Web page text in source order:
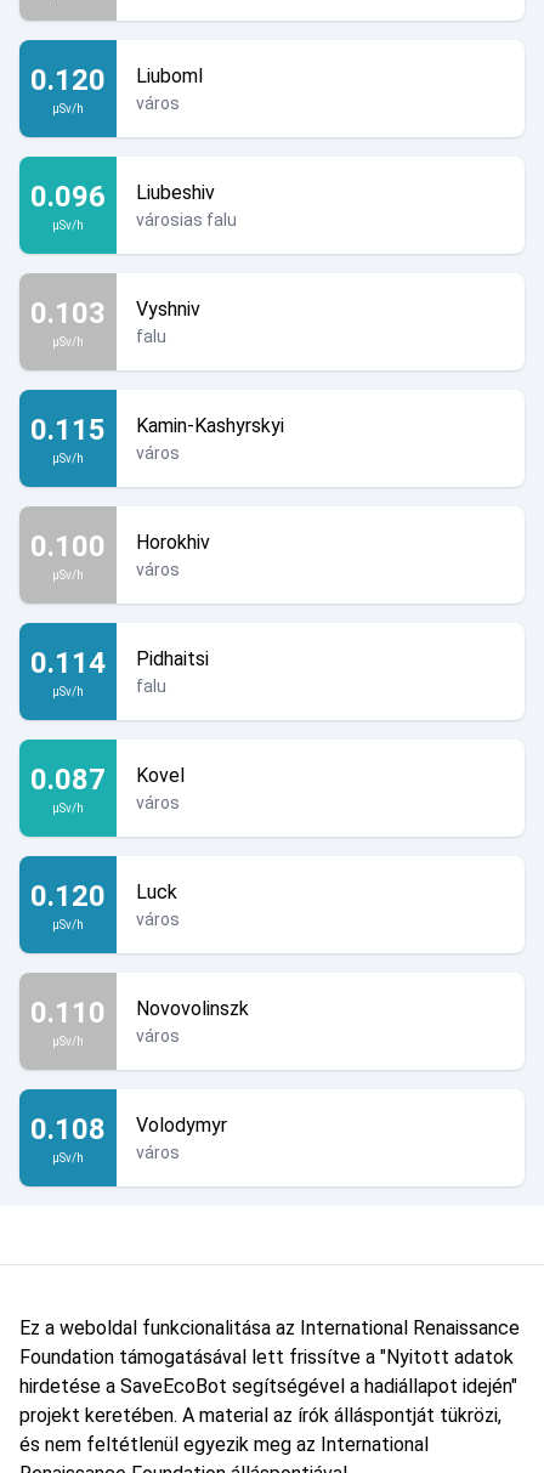
0.120
µSv/h
Liuboml
város
0.096
µSv/h
Liubeshiv
városias falu
0.103
µSv/h
Vyshniv
falu
0.115
µSv/h
Kamin-Kashyrskyi
város
0.100
µSv/h
Horokhiv
város
0.114
µSv/h
Pidhaitsi
falu
0.087
µSv/h
Kovel
város
0.120
µSv/h
Luck
város
0.110
µSv/h
Novovolinszk
város
0.108
µSv/h
Volodymyr
város
Ez a weboldal funkcionalitása az International Renaissance
Foundation támogatásával lett frissítve a "Nyitott adatok
hirdetése a SaveEcoBot segítségével a hadiállapot idején"
projekt keretében. A material az írók álláspontját tükrözi,
és nem feltétlenül egyezik meg az International